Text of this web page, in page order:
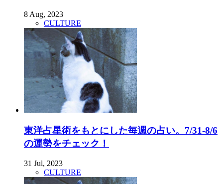
8 Aug, 2023
CULTURE
東洋占星術をもとにした毎週の占い。7/31-8/6
の運勢をチェック！
31 Jul, 2023
CULTURE